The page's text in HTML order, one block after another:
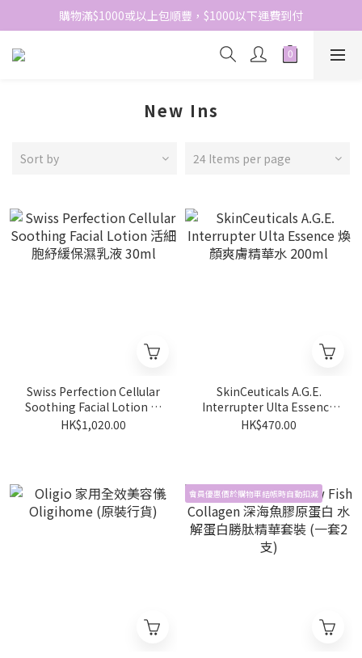
網站免費登記會員，會員優惠價於結帳時自動扣減
購物滿$1000或以上包順豐，$1000以下運費到付
網站免費登記會員，會員優惠價於結帳時自動扣減
New Ins
Sort by 24 Items per page
Swiss Perfection Cellular
Soothing Facial Lotion 活
細胞紓緩保濕乳液 30ml
HK$1,020.00
SkinCeuticals A.G.E.
Interrupter Ulta Essence
煥顏爽膚精華水 200ml
HK$470.00
會員優惠價於購物車結帳時自動扣減